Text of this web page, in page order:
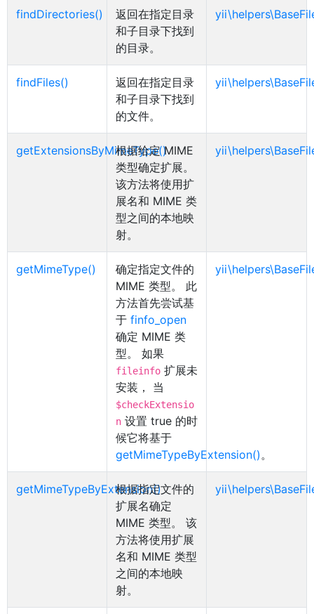
findDirectories()
返回在指定目录
和子目录下找到
的目录。
findFiles()
返回在指定目录
和子目录下找到
的文件。
getExtensionsByMimeType()
根据给定 MIME
类型确定扩展。
该方法将使用扩
展名和 MIME 类
型之间的本地映
射。
getMimeType()
确定指定文件的
MIME 类型。 此
方法首先尝试基
于 finfo_open
确定 MIME 类
型。 如果
fileinfo 扩展未
安装， 当
$checkExtensio
n 设置 true 的时
候它将基于
getMimeTypeByExtension()。
getMimeTypeByExtension()
根据指定文件的
扩展名确定
MIME 类型。 该
方法将使用扩展
名和 MIME 类型
之间的本地映
射。